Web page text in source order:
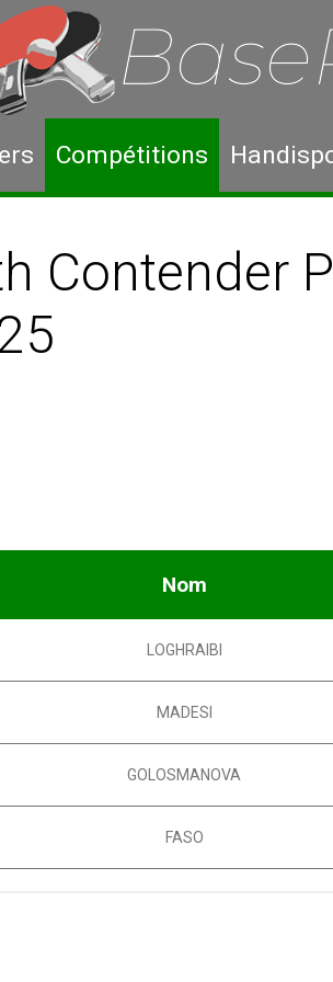
Compétitions
Contender
Nom
LOGHRAIBI
MADESI
GOLOSMANOVA
FASO